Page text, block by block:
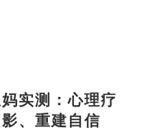
实测：心理疗
、重建自信